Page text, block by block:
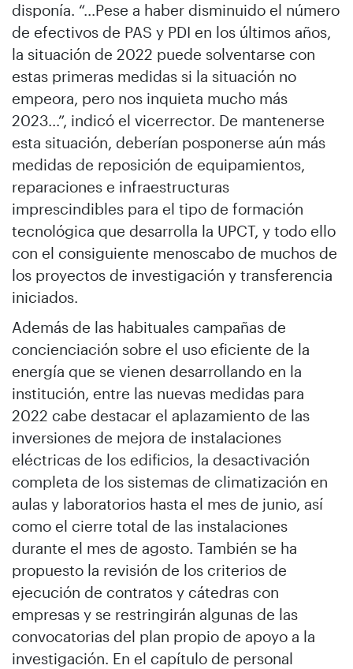
disponía. “…Pese a haber disminuido el número
de efectivos de PAS y PDI en los últimos años,
la situación de 2022 puede solventarse con
estas primeras medidas si la situación no
empeora, pero nos inquieta mucho más
2023…”, indicó el vicerrector. De mantenerse
esta situación, deberían posponerse aún más
medidas de reposición de equipamientos,
reparaciones e infraestructuras
imprescindibles para el tipo de formación
tecnológica que desarrolla la UPCT, y todo ello
con el consiguiente menoscabo de muchos de
los proyectos de investigación y transferencia
iniciados.
Además de las habituales campañas de
concienciación sobre el uso eficiente de la
energía que se vienen desarrollando en la
institución, entre las nuevas medidas para
2022 cabe destacar el aplazamiento de las
inversiones de mejora de instalaciones
eléctricas de los edificios, la desactivación
completa de los sistemas de climatización en
aulas y laboratorios hasta el mes de junio, así
como el cierre total de las instalaciones
durante el mes de agosto. También se ha
propuesto la revisión de los criterios de
ejecución de contratos y cátedras con
empresas y se restringirán algunas de las
convocatorias del plan propio de apoyo a la
investigación. En el capítulo de personal